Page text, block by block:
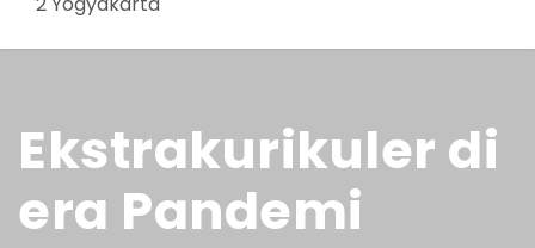
Ekstrakurikuler di
era Pandemi